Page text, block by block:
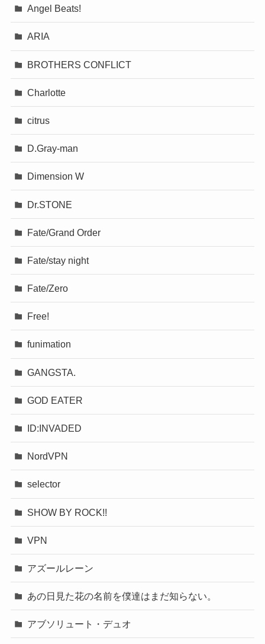
Angel Beats!
ARIA
BROTHERS CONFLICT
Charlotte
citrus
D.Gray-man
Dimension W
Dr.STONE
Fate/Grand Order
Fate/stay night
Fate/Zero
Free!
funimation
GANGSTA.
GOD EATER
ID:INVADED
NordVPN
selector
SHOW BY ROCK!!
VPN
アズールレーン
あの日見た花の名前を僕達はまだ知らない。
アブソリュート・デュオ